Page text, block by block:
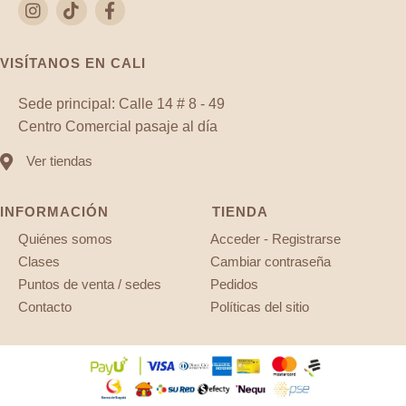
VISÍTANOS EN CALI
Sede principal: Calle 14 # 8 - 49
Centro Comercial pasaje al día
Ver tiendas
INFORMACIÓN
Quiénes somos
Clases
Puntos de venta / sedes
Contacto
TIENDA
Acceder - Registrarse
Cambiar contraseña
Pedidos
Políticas del sitio